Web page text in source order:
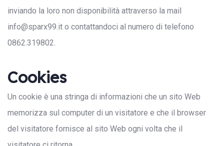
inviando la loro non disponibilità attraverso la mail
info@sparx99.it o contattandoci al numero di telefono
0862.319802.
Cookies
Un cookie è una stringa di informazioni che un sito Web
memorizza sul computer di un visitatore e che il browser
del visitatore fornisce al sito Web ogni volta che il